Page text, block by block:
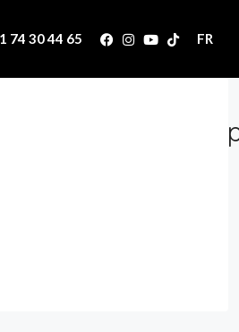
74 30 44 65 FR